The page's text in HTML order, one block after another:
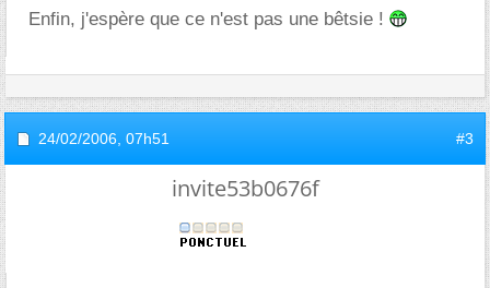
Enfin, j'espère que ce n'est pas une bêtsie !
24/02/2006, 07h51 #3
invite53b0676f